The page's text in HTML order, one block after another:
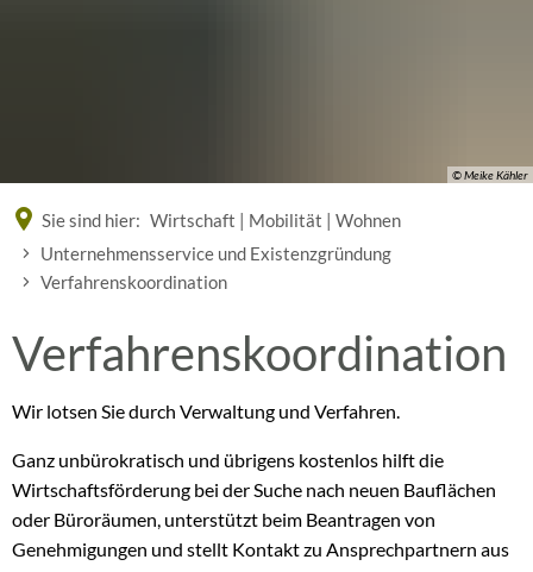
© Meike Kähler
Sie sind hier: Wirtschaft | Mobilität | Wohnen
Unternehmensservice und Existenzgründung
Verfahrenskoordination
Verfahrenskoordination
Verfahrenskoordination
Wir lotsen Sie durch Verwaltung und Verfahren.
Ganz unbürokratisch und übrigens kostenlos hilft die
Wirtschaftsförderung bei der Suche nach neuen Bauflächen
oder Büroräumen, unterstützt beim Beantragen von
Genehmigungen und stellt Kontakt zu Ansprechpartnern aus